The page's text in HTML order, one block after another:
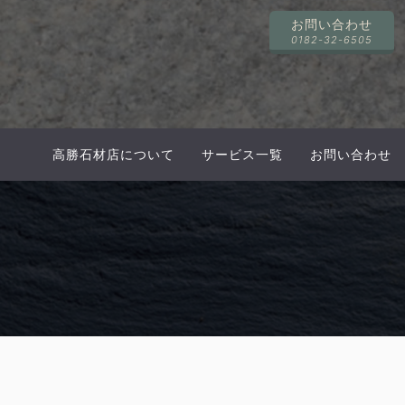
お問い合わせ
0182-32-6505
高勝石材店について サービス一覧 お問い合わせ